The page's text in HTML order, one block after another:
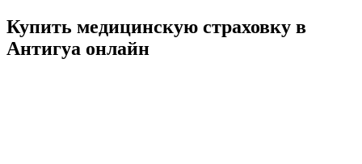
Купить медицинскую страховку в
Антигуа онлайн